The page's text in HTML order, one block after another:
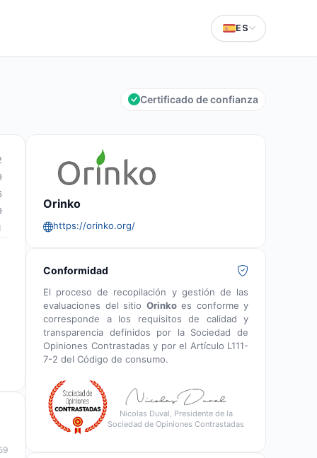
ES
Certificado de confianza
Orinko
https://orinko.org/
Conformidad
El proceso de recopilación y gestión de las
evaluaciones del sitio Orinkoes conforme y
corresponde a los requisitos de calidad y
transparencia definidos por la Sociedad de
Opiniones Contrastadas y por el Artículo L111-
7-2 del Código de consumo.
Nicolas Duval, Presidente de la
Sociedad de Opiniones Contrastadas